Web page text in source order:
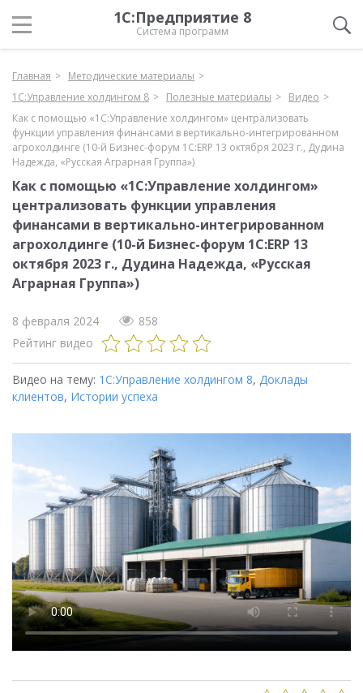
1С:Предприятие 8
Система программ
Главная
Методические материалы
1С:Управление холдингом 8
Полезные материалы
Видео
Как с помощью «1С:Управление холдингом» централизовать
функции управления финансами в вертикально-интегрированном
агрохолдинге (10-й Бизнес-форум 1С:ERP 13 октября 2023 г., Дудина
Надежда, «Русская Аграрная Группа»)
Как с помощью «1С:Управление холдингом»
централизовать функции управления
финансами в вертикально-интегрированном
агрохолдинге (10-й Бизнес-форум 1С:ERP 13
октября 2023 г., Дудина Надежда, «Русская
Аграрная Группа»)
8 февраля 2024
858
Рейтинг видео
Видео на тему: 1С:Управление холдингом 8, Доклады
клиентов, Истории успеха